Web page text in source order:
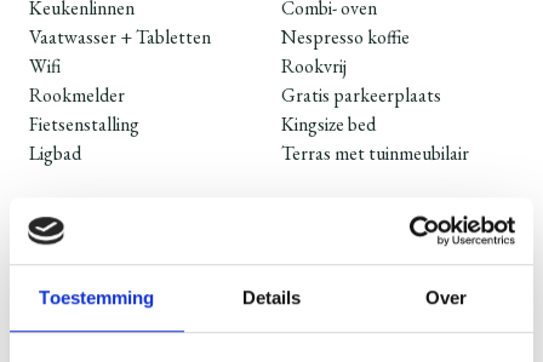
Toestemming Details Over
Keukenlinnen
Combi- oven
Vaatwasser + Tabletten
Nespresso koffie
Wifi
Rookvrij
Rookmelder
Gratis parkeerplaats
Fietsenstalling
Kingsize bed
Ligbad
Terras met tuinmeubilair
Praktische informatie
Op elk gewenste dag kan gearriveerd en uitgecheckt worden, het
aantal minimale nachten bedraagt 2. Inchecken kan vanaf 15 uur